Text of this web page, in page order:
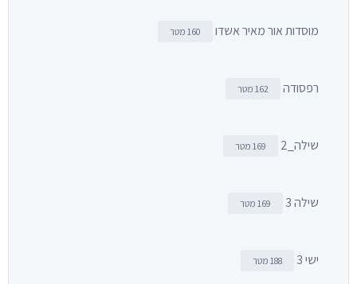
מוסדות אור מאיר אשדו 160 מטר
רפסודה 162 מטר
שילה_2 169 מטר
שילה 3 169 מטר
ישי 3 188 מטר